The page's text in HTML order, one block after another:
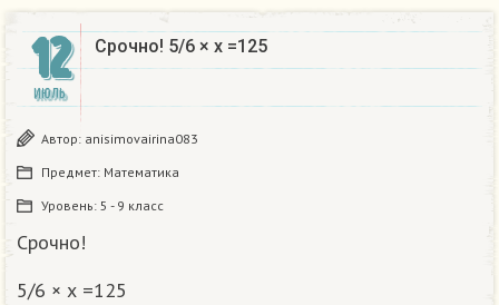
12
ИЮЛЬ
Срочно! 5/6 × х =125
Автор: anisimovairina083
Предмет: Математика
Уровень: 5 - 9 класс
Срочно!
5/6 × х =125